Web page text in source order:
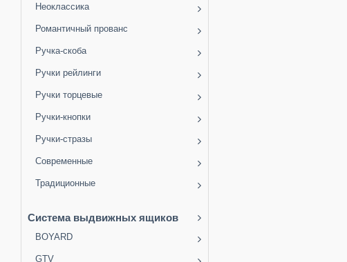
Неоклассика
Романтичный прованс
Ручка-скоба
Ручки рейлинги
Ручки торцевые
Ручки-кнопки
Ручки-стразы
Современные
Традиционные
Система выдвижных ящиков
BOYARD
GTV